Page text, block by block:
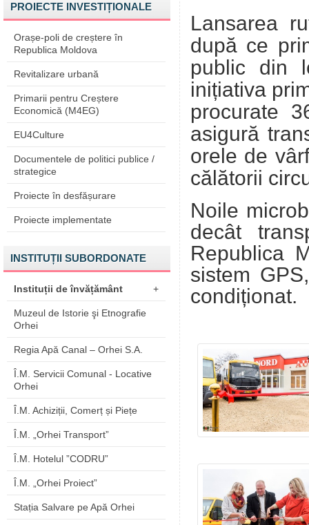
PROIECTE INVESTIȚIONALE
Orașe-poli de creștere în
Republica Moldova
Revitalizare urbană
Primarii pentru Creștere
Economică (M4EG)
EU4Culture
Documentele de politici publice /
strategice
Proiecte în desfășurare
Proiecte implementate
INSTITUȚII SUBORDONATE
Instituții de învățământ +
Muzeul de Istorie şi Etnografie
Orhei
Regia Apă Canal – Orhei S.A.
Î.M. Servicii Comunal - Locative
Orhei
Î.M. Achiziții, Comerț și Piețe
Î.M. „Orhei Transport”
Î.M. Hotelul ”CODRU”
Î.M. „Orhei Proiect”
Stația Salvare pe Apă Orhei
Lansarea
după ce
public din
inițiativa
procurate
asigură
orele de
călătorii
Noile
decât
Republica
sistem
condiționat.